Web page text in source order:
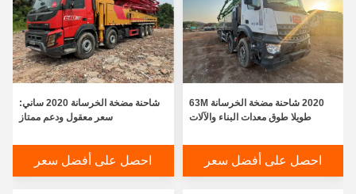
شاحنة مضخة الخرسانة 2020 ساني:
سعر معقول ودعم ممتاز
احصل على أفضل سعر
2020 شاحنة مضخة الخرسانة 63M
طويلا طوق معدات البناء والآلات
احصل على أفضل سعر